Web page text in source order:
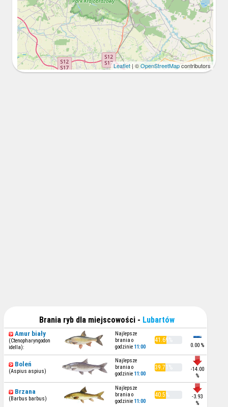
Leaflet | ©OpenStreetMapcontributors
Brania ryb dla miejscowości - Lubartów
Amur biały
(Ctenopharyngodon
idella):
Najlepsze
brania o
godzinie 11:00
41.69%
0.00 %
Boleń
(Aspius aspius)
Najlepsze
brania o
godzinie 11:00
39.71%
-14.00
%
Brzana
(Barbus barbus)
Najlepsze
brania o
godzinie 11:00
40.5%
-3.93
%